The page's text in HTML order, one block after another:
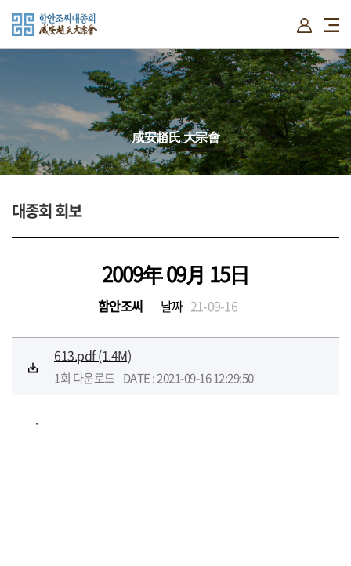
함안조씨 소개
시조와본관유래
시조원윤공사적
설단의
위치도
고유문
자료실
대종회 소개
참여마당
咸安趙氏 大宗會
대종회 회보
2009年 09月 15日
함안조씨 날짜 21-09-16
613.pdf(1.4M)
1회 다운로드 DATE : 2021-09-16 12:29:50
.